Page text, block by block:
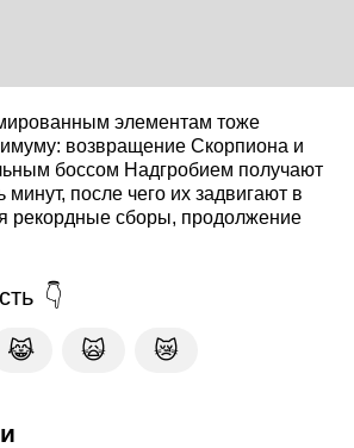
элементам тоже
возвращение Скорпиона и
боссом Надгробием получают
минут, после чего их задвигают в
рекордные сборы, продолжение
😹 🙀 😿